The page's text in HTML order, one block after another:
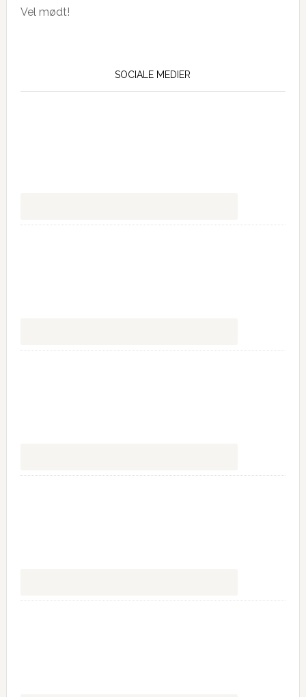
Vel mødt!
SOCIALE MEDIER